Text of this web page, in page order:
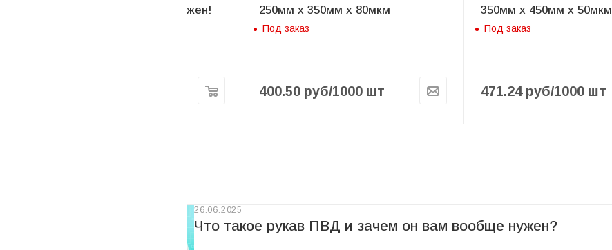
250мм х 350мм х 80мкм
Под заказ
400.50 руб/1000 шт
350мм х 450мм х 50мкм
Под заказ
471.24руб/1000 шт
26.06.2025
Что такое рукав ПВД и зачем он вам вообще нужен?